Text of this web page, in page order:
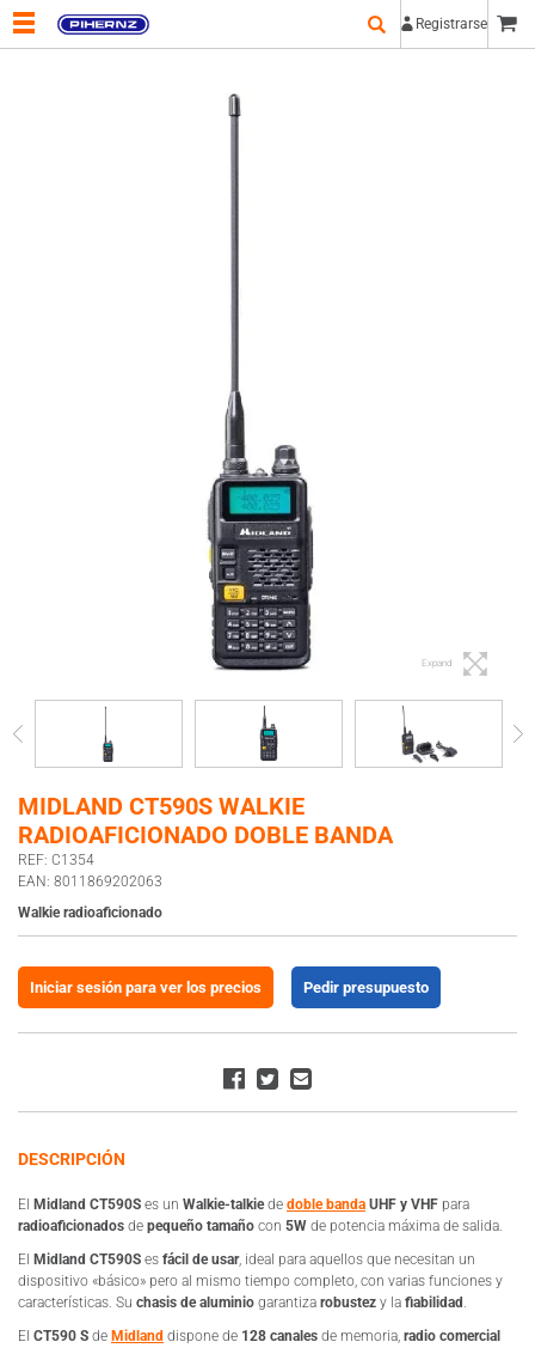
Registrarse
Expand
MIDLAND CT590S WALKIE
RADIOAFICIONADO DOBLE BANDA
REF: C1354
EAN: 8011869202063
Walkie radioaficionado
Iniciar sesión para ver los precios Pedir presupuesto
DESCRIPCIÓN
El Midland CT590S es un Walkie-talkiede doble banda UHF y VHF para
radioaficionados de pequeño tamaño con 5W de potencia máxima de salida.
El Midland CT590S es fácil de usar, ideal para aquellos que necesitan un
dispositivo «básico» pero al mismo tiempo completo, con varias funciones y
características. Su chasis de aluminio garantiza robustez y la fiabilidad .
El CT590 S de Midland dispone de 128 canales de memoria, radio comercial